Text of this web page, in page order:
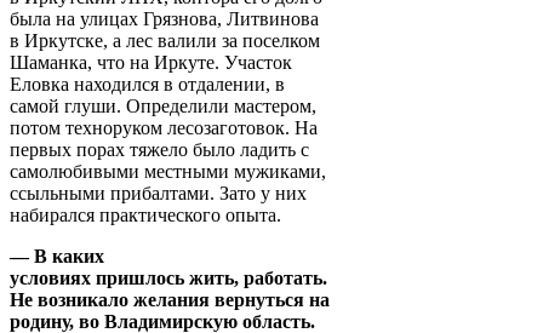
была на улицах Грязнова, Литвинова
в Иркутске, а лес валили за поселком
Шаманка, что на Иркуте. Участок
Еловка находился в отдалении, в
самой глуши. Определили мастером,
потом техноруком лесозаготовок. На
первых порах тяжело было ладить с
самолюбивыми местными мужиками,
ссыльными прибалтами. Зато у них
набирался практического опыта.
— В каких
условиях пришлось жить, работать.
Не возникало желания вернуться на
родину, во Владимирскую область.